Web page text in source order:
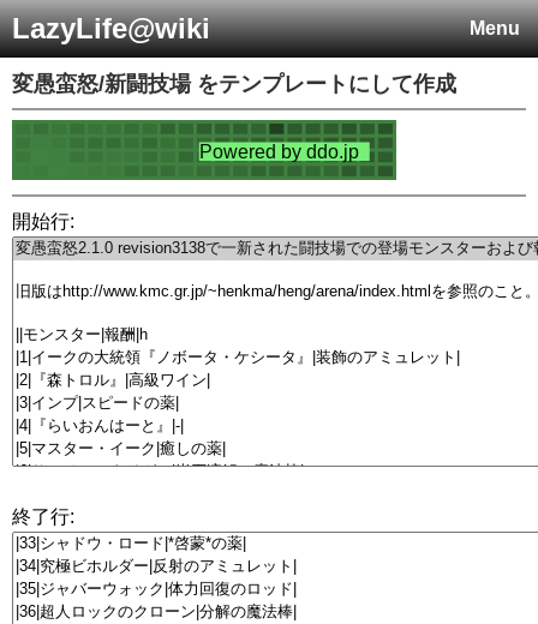
Menu
LazyLife@wiki
変愚蛮怒/新闘技場をテンプレートにして作成
開始行:
終了行: